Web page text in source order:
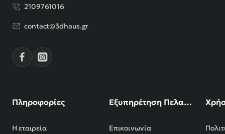
2109761016
contact@3dhaus.gr
Πληροφορίες
Η εταιρεία
Εξυπηρέτηση Πελατών
Επικοινωνία